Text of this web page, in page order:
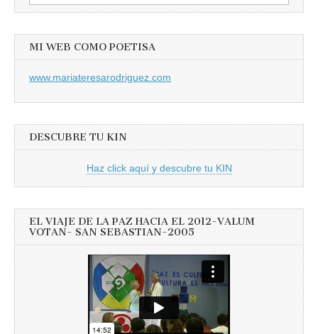
MI WEB COMO POETISA
www.mariateresarodriguez.com
DESCUBRE TU KIN
Haz click aquí y descubre tu KIN
EL VIAJE DE LA PAZ HACIA EL 2012-VALUM
VOTAN- SAN SEBASTIAN-2005